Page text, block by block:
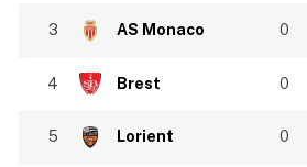
3 AS Monaco 0
4 Brest 0
5 Lorient 0